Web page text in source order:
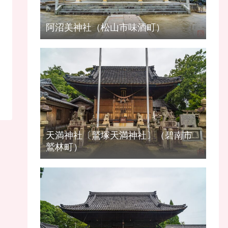
阿沼美神社（松山市味酒町）
天満神社〔鷲塚天満神社〕（碧南市
鷲林町）